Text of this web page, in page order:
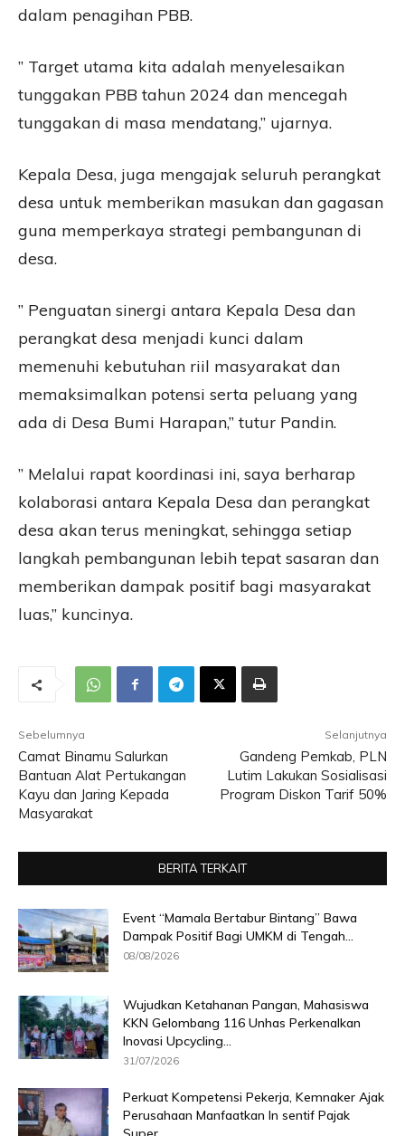
dalam penagihan PBB.
” Target utama kita adalah menyelesaikan
tunggakan PBB tahun 2024 dan mencegah
tunggakan di masa mendatang,” ujarnya.
Kepala Desa, juga mengajak seluruh perangkat
desa untuk memberikan masukan dan gagasan
guna memperkaya strategi pembangunan di
desa.
” Penguatan sinergi antara Kepala Desa dan
perangkat desa menjadi kunci dalam
memenuhi kebutuhan riil masyarakat dan
memaksimalkan potensi serta peluang yang
ada di Desa Bumi Harapan,” tutur Pandin.
” Melalui rapat koordinasi ini, saya berharap
kolaborasi antara Kepala Desa dan perangkat
desa akan terus meningkat, sehingga setiap
langkah pembangunan lebih tepat sasaran dan
memberikan dampak positif bagi masyarakat
luas,” kuncinya.
Sebelumnya
Camat Binamu Salurkan
Bantuan Alat Pertukangan
Kayu dan Jaring Kepada
Masyarakat
Selanjutnya
Gandeng Pemkab, PLN
Lutim Lakukan Sosialisasi
Program Diskon Tarif 50%
BERITA TERKAIT
Event “Mamala Bertabur Bintang” Bawa
Dampak Positif Bagi UMKM di Tengah...
08/08/2026
Wujudkan Ketahanan Pangan, Mahasiswa
KKN Gelombang 116 Unhas Perkenalkan
Inovasi Upcycling...
31/07/2026
Perkuat Kompetensi Pekerja, Kemnaker Ajak
Perusahaan Manfaatkan In sentif Pajak